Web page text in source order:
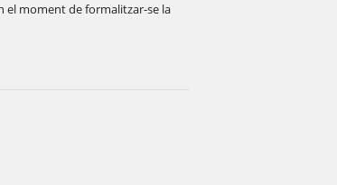
el moment de formalitzar-se la